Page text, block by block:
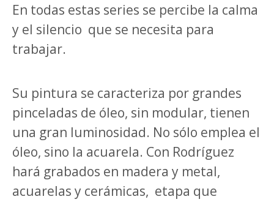
En todas estas series se percibe la calma
y el silencio que se necesita para
trabajar.
Su pintura se caracteriza por grandes
pinceladas de óleo, sin modular, tienen
una gran luminosidad. No sólo emplea el
óleo, sino la acuarela. Con Rodríguez
hará grabados en madera y metal,
acuarelas y cerámicas, etapa que